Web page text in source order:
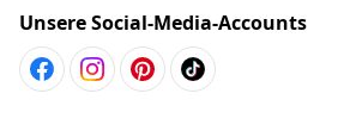
Unsere Social-Media-Accounts